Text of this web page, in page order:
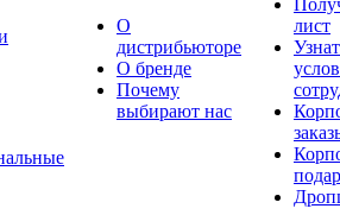
О
дистрибьюторе
О бренде
Почему
выбирают нас
лист